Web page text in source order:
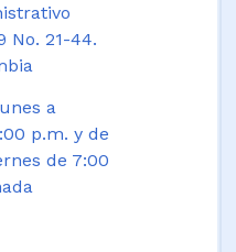
No. 21-44.
a
p.m. y de
de 7:00